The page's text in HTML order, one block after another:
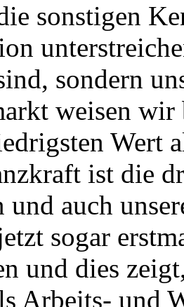
sonstigen
sondern
weisen
Wert
ist die
und auch
sogar
und dies
Arbeits- und